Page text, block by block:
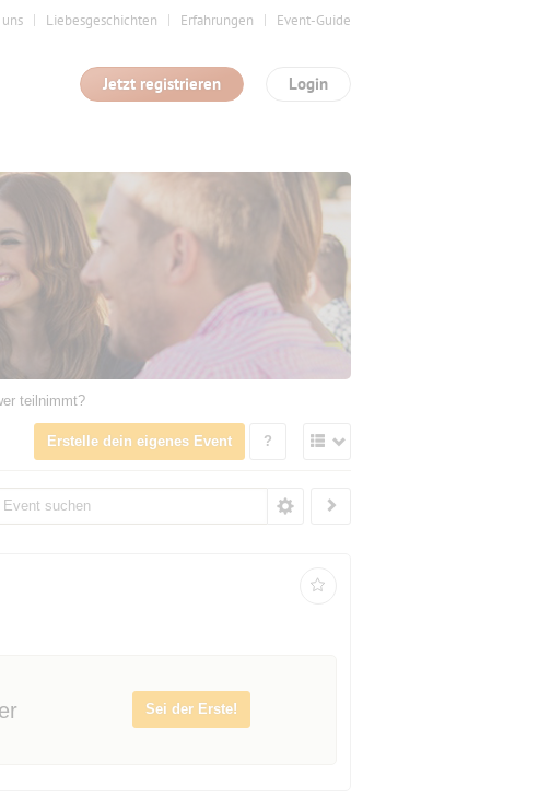
Liebesgeschichten Erfahrungen Event-Guide
Login
Jetzt registrieren
teilnimmt?
Erstelle dein eigenes Event ?
Sei der Erste!